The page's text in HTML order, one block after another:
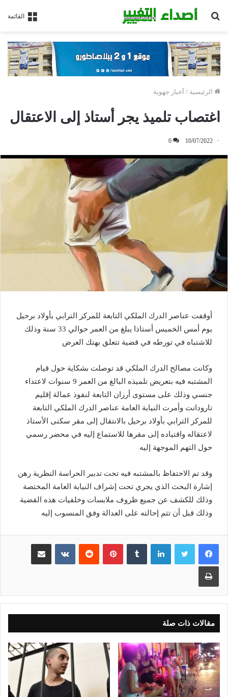
القائمة
الرئيسية / أخبار جهوية
اغتصاب تلميذ يجر أستاذ إلى الاعتقال
10/07/2022
0
أوقفت عناصر الدرك الملكي التابعة للمركز الترابي بأولاد برحيل
يوم أمس الخميس أستاذا يبلغ من العمر حوالي 33 سنة وذلك
للاشتباه في تورطه في قضية تتعلق بهتك العرض
وكانت مصالح الدرك الملكي قد توصلت بشكاية حول قيام
المشتبه فيه بتعريض تلميذه البالغ من العمر 9 سنوات لاعتداء
جنسي وذلك على مستوى أرزان التابعة لنفوذ عمالة إقليم
تارودانت وأمرت النيابة العامة عناصر الدرك الملكي التابعة
للمركز الترابي بأولاد برحيل بالانتقال إلى مقر سكنى الأستاذ
لاعتقاله واقتياده إلى مقرها للاستماع إليه في محضر رسمي
حول التهم الموجهة إليه
وقد تم الاحتفاظ بالمشتبه فيه تحت تدبير الحراسة النظرية رهن
إشارة البحث الذي يجري تحت إشراف النيابة العامة المختصة
وذلك للكشف عن جميع ظروف ملابسات وخلفيات هذه القضية
وذلك قبل أن تتم إحالته على العدالة وفق المنسوب إليه
لينكدإن بينتيريست مشاركة عبر البريد
طباعة
مقالات ذات صلة